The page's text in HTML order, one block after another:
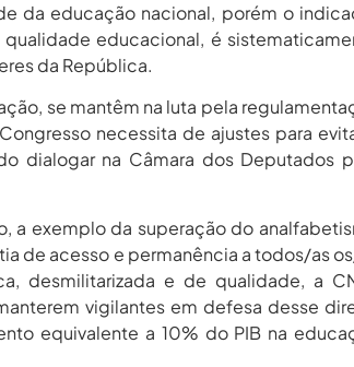
da educação nacional, porém o
educacional, é
da República.
se mantêm na luta pela
necessita de ajustes para
dialogar na Câmara dos Deputados
a exemplo da superação do
de acesso e permanência a todos/as
desmilitarizada e de qualidade, a
vigilantes em defesa desse
equivalente a 10% do PIB na